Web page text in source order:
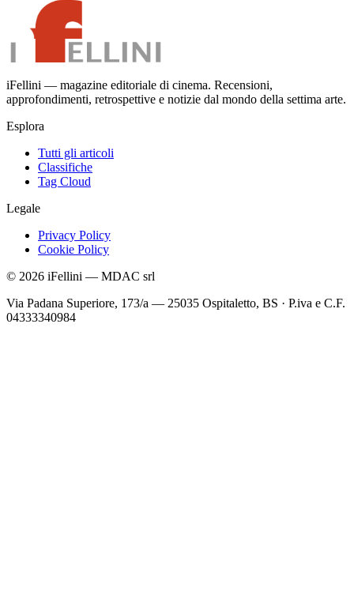
iFellini — magazine editoriale di cinema. Recensioni,
approfondimenti, retrospettive e notizie dal mondo della settima arte.
Esplora
Tutti gli articoli
Classifiche
Tag Cloud
Legale
Privacy Policy
Cookie Policy
© 2026 iFellini — MDAC srl
Via Padana Superiore, 173/a — 25035 Ospitaletto, BS · P.iva e C.F.
04333340984